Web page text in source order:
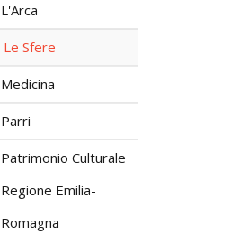
L'Arca
Le Sfere
Medicina
Parri
Patrimonio Culturale
Regione Emilia-
Romagna